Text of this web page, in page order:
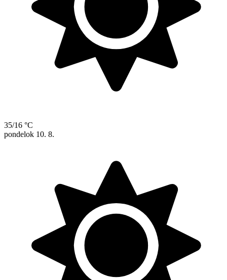
35/16 °C
pondelok 10. 8.